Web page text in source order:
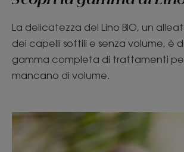
La delicatezza del Lino BIO, un
dei capelli sottili e senza volume, è
gamma completa di trattamenti
mancano di volume.